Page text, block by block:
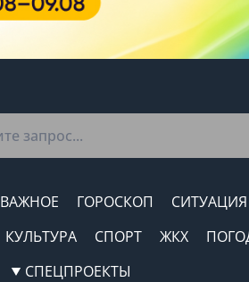
ВАЖНОЕ ГОРОСКОП
КУЛЬТУРА СПОРТ ЖКХ
СПЕЦПРОЕКТЫ